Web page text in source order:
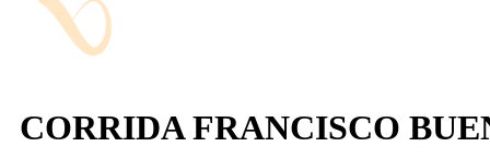
CORRIDA FRANCISCO